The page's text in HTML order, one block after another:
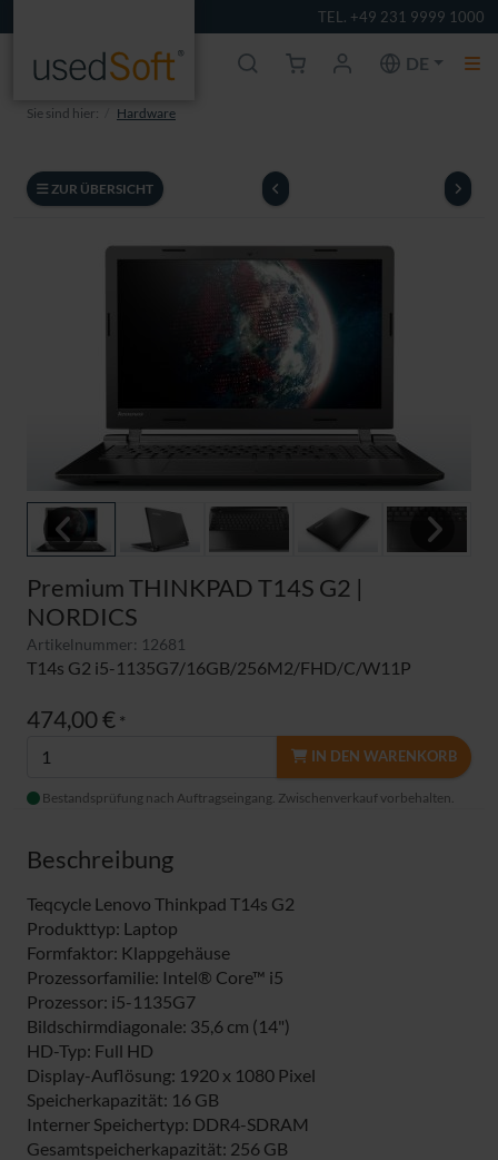
TEL. +49 231 9999 1000
DE
Sie sind hier: Hardware
ZUR ÜBERSICHT
Premium THINKPAD T14S G2 |
NORDICS
Artikelnummer: 12681
T14s G2 i5-1135G7/16GB/256M2/FHD/C/W11P
474,00 € *
IN DEN WARENKORB
Bestandsprüfung nach Auftragseingang. Zwischenverkauf vorbehalten.
Beschreibung
Teqcycle Lenovo Thinkpad T14s G2
Produkttyp: Laptop
Formfaktor: Klappgehäuse
Prozessorfamilie: Intel® Core™ i5
Prozessor: i5-1135G7
Bildschirmdiagonale: 35,6 cm (14")
HD-Typ: Full HD
Display-Auflösung: 1920 x 1080 Pixel
Speicherkapazität: 16 GB
Interner Speichertyp: DDR4-SDRAM
Gesamtspeicherkapazität: 256 GB